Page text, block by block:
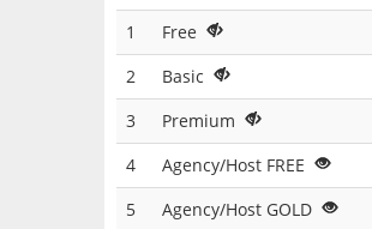
1
Free
2
Basic
3
Premium
4
Agency/Host FREE
5
Agency/Host GOLD